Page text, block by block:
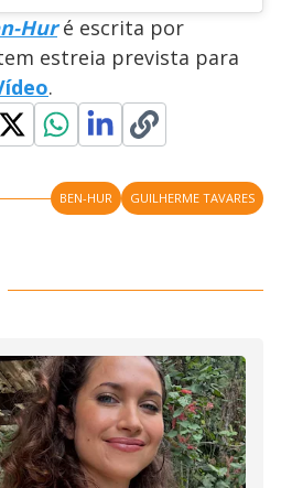
Huré escrita por
estreia prevista para
.
BEN-HUR GUILHERME TAVARES